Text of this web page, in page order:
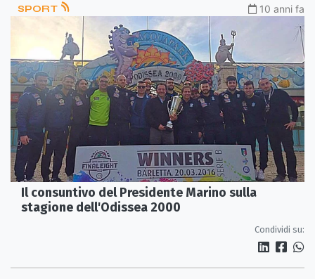
SPORT 10 anni fa
Il consuntivo del Presidente Marino sulla
stagione dell'Odissea 2000
Condividi su: